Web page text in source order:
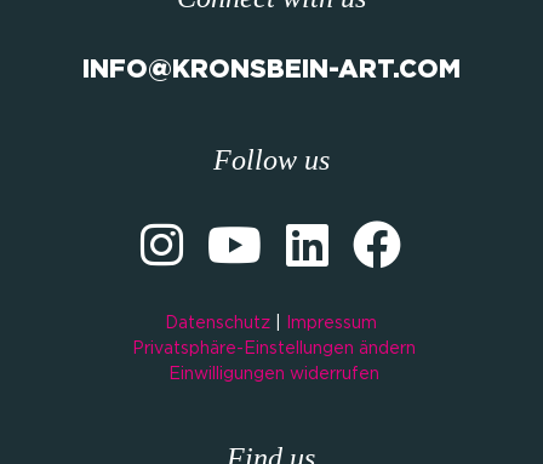
INFO@KRONSBEIN-ART.COM
Follow us
Datenschutz
Impressum
Privatsphäre-Einstellungen ändern
Einwilligungen widerrufen